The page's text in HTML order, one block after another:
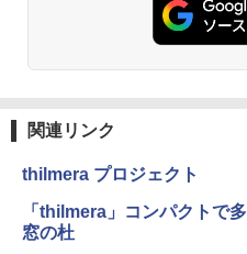
定バーチ
インゲー
4(最新 永
ows11、
にも
めのAIコ
￥99
ズ (はぴ
￥480
Amazon
Amazon
ージ、防
関連リンク
thilmera プロジェクト
「thilmera」コンパクトで
窓の杜